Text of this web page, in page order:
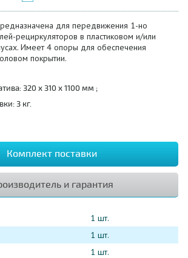
для передвижения 1-но
рециркуляторов в пластиковом и/или
Имеет 4 опоры для обеспечения
покрытии.
320 х 310 х 1100 мм ;
3 кг.
Комплект поставки
и гарантия
1 шт.
1 шт.
1 шт.